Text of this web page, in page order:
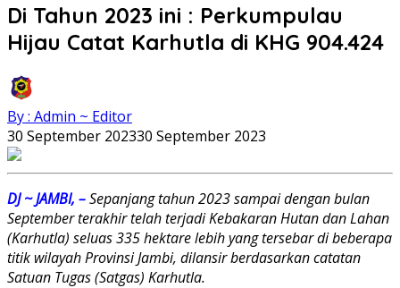
Di Tahun 2023 ini : Perkumpulau
Hijau Catat Karhutla di KHG 904.424
By : Admin ~ Editor
30 September 202330 September 2023
DJ ~ JAMBI, –Sepanjang tahun 2023 sampai dengan bulan
September terakhir telah terjadi Kebakaran Hutan dan Lahan
(Karhutla) seluas 335 hektare lebih yang tersebar di beberapa
titik wilayah Provinsi Jambi, dilansir berdasarkan catatan
Satuan Tugas (Satgas) Karhutla.